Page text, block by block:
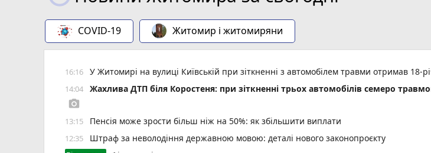
COVID-19 Житомир і житомиряни
16:16 У Житомирі на вулиці Київській при зіткненні з автомобілем травми отримав 18-
14:04 Жахлива ДТП біля Коростеня: при зіткненні трьох автомобілів семеро
photo_camera
13:15 Пенсія може зрости більш ніж на 50%: як збільшити виплати
12:35 Штраф за неволодіння державною мовою: деталі нового законопроєкту